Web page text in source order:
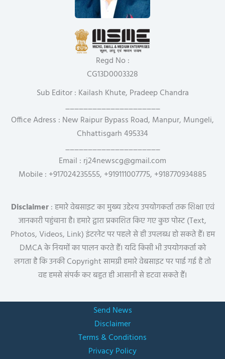
Regd No :
CG13D0003328
Sub Editor : Kailash Khute, Pradeep Chandra
_____________________
Office Adress : New Raipur Bypass Road, Manpur, Mungeli,
Chhattisgarh 495334
_____________________
Email : rj24newscg@gmail.com
Mobile : +917024235555, +919111007775, +918770934885
Disclaimer: हमारे वेबसाइट का मुख्य उद्देश्य उपयोगकर्ता तक शिक्षा एवं
जानकारी पहुंचाना है। हमारे द्वारा प्रकाशित किए गए कुछ पोस्ट (Text,
Photos, Videos, Link) इंटरनेट पर पहले से ही उपलब्ध हो सकते हैं। हम
DMCA के नियमों का पालन करते हैं। यदि किसी भी उपयोगकर्ता को
लगता है कि उनकी Copyright सामग्री हमारे वेबसाइट पर पाई गई है तो
वह हमसे संपर्क कर बहुत ही आसानी से हटवा सकते हैं।
Send News
Disclaimer
Terms & Conditions
Privacy Policy